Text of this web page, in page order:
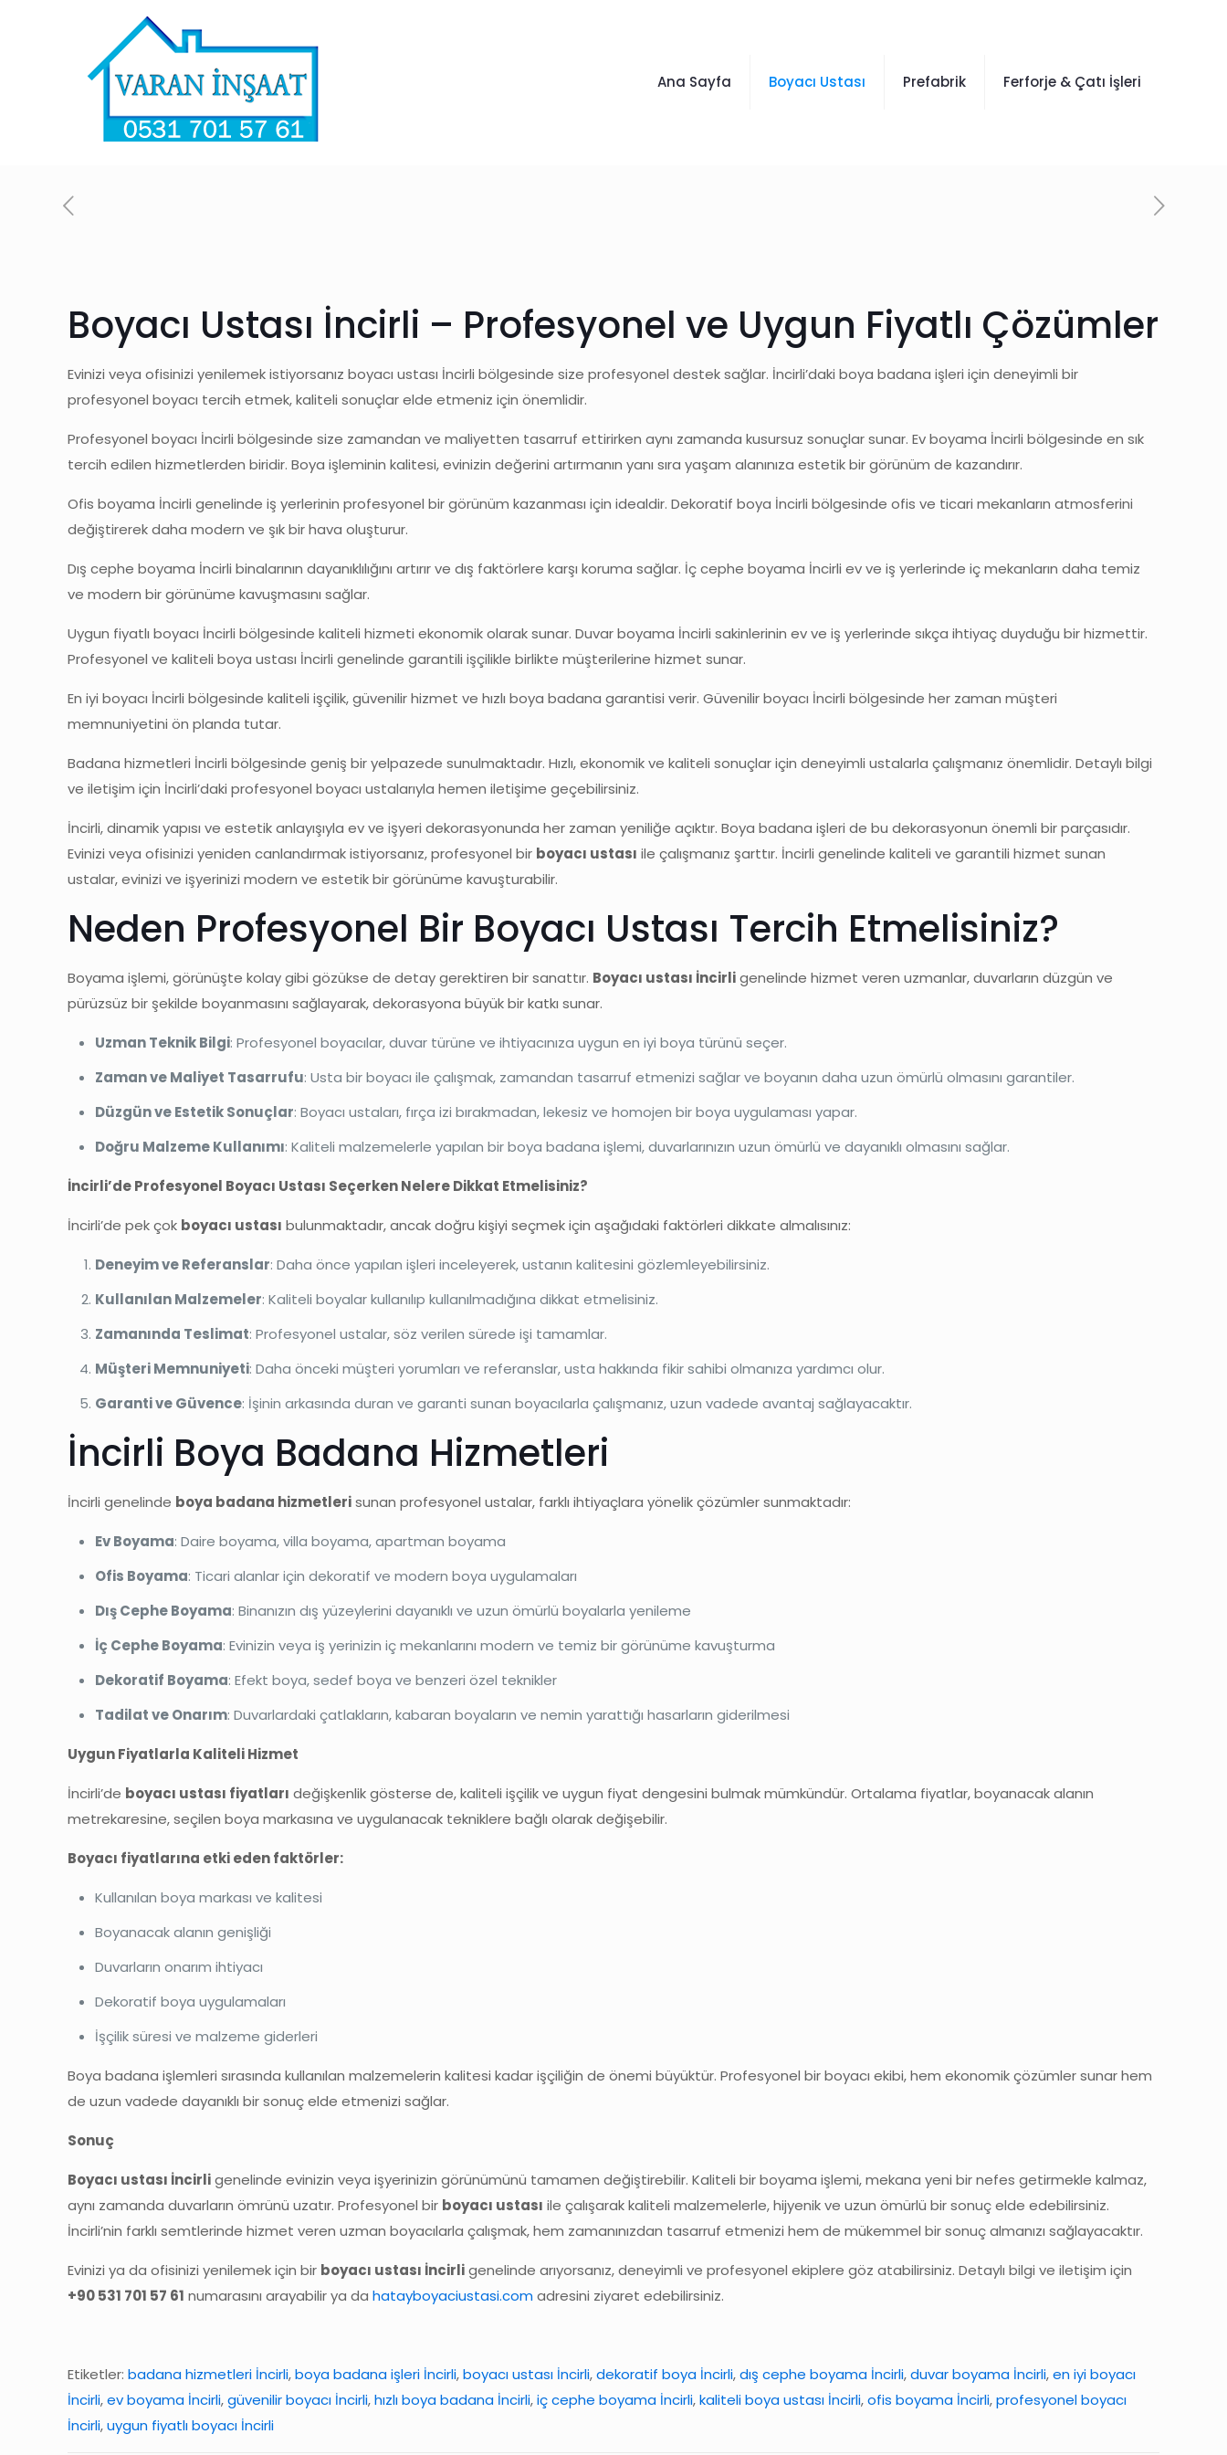
Ana Sayfa Boyacı Ustası Prefabrik Ferforje & Çatı İşleri
Boyacı Ustası İncirli – Profesyonel ve Uygun Fiyatlı Çözümler
Evinizi veya ofisinizi yenilemek istiyorsanız boyacı ustası İncirli bölgesinde size profesyonel destek sağlar. İncirli’daki boya badana işleri için deneyimli bir
profesyonel boyacı tercih etmek, kaliteli sonuçlar elde etmeniz için önemlidir.
Profesyonel boyacı İncirli bölgesinde size zamandan ve maliyetten tasarruf ettirirken aynı zamanda kusursuz sonuçlar sunar. Ev boyama İncirli bölgesinde en sık
tercih edilen hizmetlerden biridir. Boya işleminin kalitesi, evinizin değerini artırmanın yanı sıra yaşam alanınıza estetik bir görünüm de kazandırır.
Ofis boyama İncirli genelinde iş yerlerinin profesyonel bir görünüm kazanması için idealdir. Dekoratif boya İncirli bölgesinde ofis ve ticari mekanların atmosferini
değiştirerek daha modern ve şık bir hava oluşturur.
Dış cephe boyama İncirli binalarının dayanıklılığını artırır ve dış faktörlere karşı koruma sağlar. İç cephe boyama İncirli ev ve iş yerlerinde iç mekanların daha temiz
ve modern bir görünüme kavuşmasını sağlar.
Uygun fiyatlı boyacı İncirli bölgesinde kaliteli hizmeti ekonomik olarak sunar. Duvar boyama İncirli sakinlerinin ev ve iş yerlerinde sıkça ihtiyaç duyduğu bir hizmettir.
Profesyonel ve kaliteli boya ustası İncirli genelinde garantili işçilikle birlikte müşterilerine hizmet sunar.
En iyi boyacı İncirli bölgesinde kaliteli işçilik, güvenilir hizmet ve hızlı boya badana garantisi verir. Güvenilir boyacı İncirli bölgesinde her zaman müşteri
memnuniyetini ön planda tutar.
Badana hizmetleri İncirli bölgesinde geniş bir yelpazede sunulmaktadır. Hızlı, ekonomik ve kaliteli sonuçlar için deneyimli ustalarla çalışmanız önemlidir. Detaylı bilgi
ve iletişim için İncirli’daki profesyonel boyacı ustalarıyla hemen iletişime geçebilirsiniz.
İncirli, dinamik yapısı ve estetik anlayışıyla ev ve işyeri dekorasyonunda her zaman yeniliğe açıktır. Boya badana işleri de bu dekorasyonun önemli bir parçasıdır.
Evinizi veya ofisinizi yeniden canlandırmak istiyorsanız, profesyonel bir boyacı ustası ile çalışmanız şarttır. İncirli genelinde kaliteli ve garantili hizmet sunan
ustalar, evinizi ve işyerinizi modern ve estetik bir görünüme kavuşturabilir.
Neden Profesyonel Bir Boyacı Ustası Tercih Etmelisiniz?
Boyama işlemi, görünüşte kolay gibi gözükse de detay gerektiren bir sanattır. Boyacı ustası İncirligenelinde hizmet veren uzmanlar, duvarların düzgün ve
pürüzsüz bir şekilde boyanmasını sağlayarak, dekorasyona büyük bir katkı sunar.
Uzman Teknik Bilgi: Profesyonel boyacılar, duvar türüne ve ihtiyacınıza uygun en iyi boya türünü seçer.
Zaman ve Maliyet Tasarrufu: Usta bir boyacı ile çalışmak, zamandan tasarruf etmenizi sağlar ve boyanın daha uzun ömürlü olmasını garantiler.
Düzgün ve Estetik Sonuçlar: Boyacı ustaları, fırça izi bırakmadan, lekesiz ve homojen bir boya uygulaması yapar.
Doğru Malzeme Kullanımı: Kaliteli malzemelerle yapılan bir boya badana işlemi, duvarlarınızın uzun ömürlü ve dayanıklı olmasını sağlar.
İncirli’de Profesyonel Boyacı Ustası Seçerken Nelere Dikkat Etmelisiniz?
İncirli’de pek çok boyacı ustası bulunmaktadır, ancak doğru kişiyi seçmek için aşağıdaki faktörleri dikkate almalısınız:
Deneyim ve Referanslar: Daha önce yapılan işleri inceleyerek, ustanın kalitesini gözlemleyebilirsiniz.
Kullanılan Malzemeler: Kaliteli boyalar kullanılıp kullanılmadığına dikkat etmelisiniz.
Zamanında Teslimat: Profesyonel ustalar, söz verilen sürede işi tamamlar.
Müşteri Memnuniyeti: Daha önceki müşteri yorumları ve referanslar, usta hakkında fikir sahibi olmanıza yardımcı olur.
Garanti ve Güvence: İşinin arkasında duran ve garanti sunan boyacılarla çalışmanız, uzun vadede avantaj sağlayacaktır.
İncirli Boya Badana Hizmetleri
İncirli genelinde boya badana hizmetlerisunan profesyonel ustalar, farklı ihtiyaçlara yönelik çözümler sunmaktadır:
Ev Boyama: Daire boyama, villa boyama, apartman boyama
Ofis Boyama: Ticari alanlar için dekoratif ve modern boya uygulamaları
Dış Cephe Boyama: Binanızın dış yüzeylerini dayanıklı ve uzun ömürlü boyalarla yenileme
İç Cephe Boyama: Evinizin veya iş yerinizin iç mekanlarını modern ve temiz bir görünüme kavuşturma
Dekoratif Boyama: Efekt boya, sedef boya ve benzeri özel teknikler
Tadilat ve Onarım: Duvarlardaki çatlakların, kabaran boyaların ve nemin yarattığı hasarların giderilmesi
Uygun Fiyatlarla Kaliteli Hizmet
İncirli’de boyacı ustası fiyatları değişkenlik gösterse de, kaliteli işçilik ve uygun fiyat dengesini bulmak mümkündür. Ortalama fiyatlar, boyanacak alanın
metrekaresine, seçilen boya markasına ve uygulanacak tekniklere bağlı olarak değişebilir.
Boyacı fiyatlarına etki eden faktörler:
Kullanılan boya markası ve kalitesi
Boyanacak alanın genişliği
Duvarların onarım ihtiyacı
Dekoratif boya uygulamaları
İşçilik süresi ve malzeme giderleri
Boya badana işlemleri sırasında kullanılan malzemelerin kalitesi kadar işçiliğin de önemi büyüktür. Profesyonel bir boyacı ekibi, hem ekonomik çözümler sunar hem
de uzun vadede dayanıklı bir sonuç elde etmenizi sağlar.
Sonuç
Boyacı ustası İncirligenelinde evinizin veya işyerinizin görünümünü tamamen değiştirebilir. Kaliteli bir boyama işlemi, mekana yeni bir nefes getirmekle kalmaz,
aynı zamanda duvarların ömrünü uzatır. Profesyonel bir boyacı ustası ile çalışarak kaliteli malzemelerle, hijyenik ve uzun ömürlü bir sonuç elde edebilirsiniz.
İncirli’nin farklı semtlerinde hizmet veren uzman boyacılarla çalışmak, hem zamanınızdan tasarruf etmenizi hem de mükemmel bir sonuç almanızı sağlayacaktır.
Evinizi ya da ofisinizi yenilemek için bir boyacı ustası İncirligenelinde arıyorsanız, deneyimli ve profesyonel ekiplere göz atabilirsiniz. Detaylı bilgi ve iletişim için
+90 531 701 57 61 numarasını arayabilir ya dahatayboyaciustasi.comadresini ziyaret edebilirsiniz.
Etiketler:badana hizmetleri İncirli,boya badana işleri İncirli,boyacı ustası İncirli,dekoratif boya İncirli,dış cephe boyama İncirli,duvar boyama İncirli,en iyi boyacı
İncirli,ev boyama İncirli,güvenilir boyacı İncirli,hızlı boya badana İncirli,iç cephe boyama İncirli,kaliteli boya ustası İncirli,ofis boyama İncirli,profesyonel boyacı
İncirli,uygun fiyatlı boyacı İncirli